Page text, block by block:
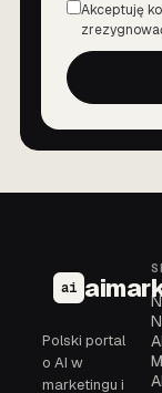
Zgoda
Akceptuję
ai
Polski portal
o AI w
marketingu i
AI